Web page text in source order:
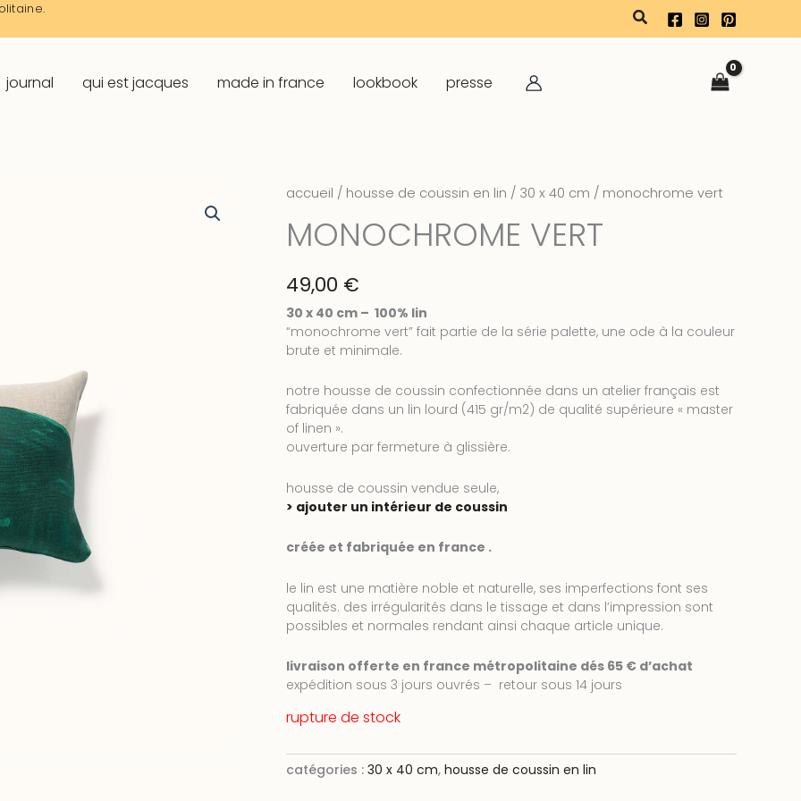
rechercher
journal qui est jacques made in france lookbook presse
accueil / housse de coussin en lin / 30 x 40 cm / monochrome vert
MONOCHROME VERT
49,00 €
30 x 40 cm – 100% lin
“monochrome vert” fait partie de la série palette, une ode à la couleur
brute et minimale.
notre housse de coussin confectionnée dans un atelier français est
fabriquée dans un lin lourd (415 gr/m2) de qualité supérieure « master
of linen ».
ouverture par fermeture à glissière.
housse de coussin vendue seule,
> ajouter un intérieur de coussin
créée et fabriquée en france .
le lin est une matière noble et naturelle, ses imperfections font ses
qualités. des irrégularités dans le tissage et dans l’impression sont
possibles et normales rendant ainsi chaque article unique.
livraison offerte en france métropolitaine dés 65 € d’achat
expédition sous 3 jours ouvrés – retour sous 14 jours
rupture de stock
catégories : 30 x 40 cm, housse de coussin en lin